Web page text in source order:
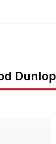
Dunlop